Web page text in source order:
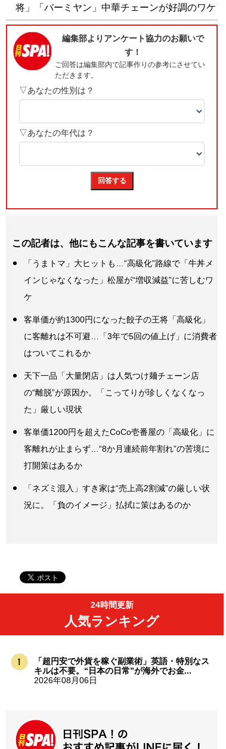
将」「バーミヤン」中華チェーンが好調のワケ
この記者は、他にもこんな記事を書いています
「うまトマ」大ヒットも…“高級化”路線で「牛丼メ
インじゃなくなった」松屋が“増収減益”に苦しむワ
ケ
客単価が約1300円になった餃子の王将「高級化」
に客離れは不可避…「3年で5回の値上げ」に消費者
はついてこれるか
天下一品「大量閉店」は人気つけ麺チェーン店
の“離脱”が原因か。「こってりが珍しくなくなっ
た」厳しい現状
客単価1200円を超えたCoCo壱番屋の「高級化」に
客離れが止まらず…“8か月連続前年割れ”の苦境に
打開策はあるか
「ネズミ混入」すき家は“売上高2割減”の厳しい状
況に。「負のイメージ」払拭に策はあるのか
24時間更新
人気ランキング
「超円安で外貨を稼ぐ副業術」英語・特別なス
キルは不要。“日本の日常”が海外でお金...
2026年08月06日